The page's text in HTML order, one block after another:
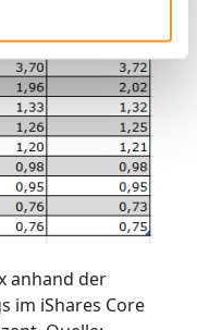
anhand der
im iShares Core